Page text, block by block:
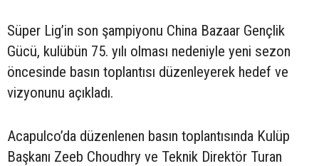
Süper Lig’in son şampiyonu China Bazaar Gençlik
Gücü, kulübün 75. yılı olması nedeniyle yeni sezon
öncesinde basın toplantısı düzenleyerek hedef ve
vizyonunu açıkladı.
Acapulco’da düzenlenen basın toplantısında Kulüp
Başkanı Zeeb Choudhry ve Teknik Direktör Turan